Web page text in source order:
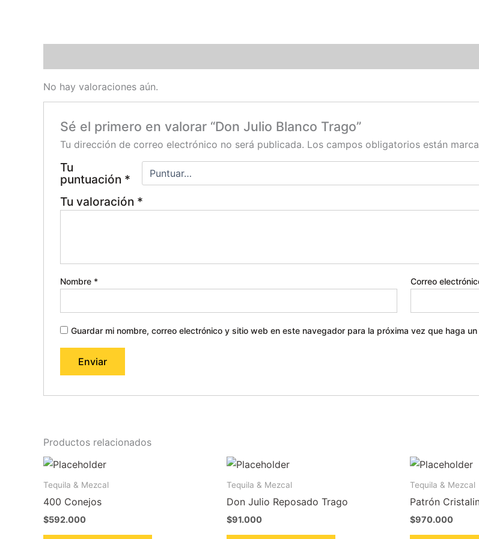
No hay valoraciones aún.
Sé el primero en valorar “Don Julio Blanco Trago”
Tu dirección de correo electrónico no será publicada. Los campos obligatorios están
Tu
puntuación *
Tu valoración *
Nombre * Correo
Guardar mi nombre, correo electrónico y sitio web en este navegador para la próxima vez que haga un
Productos relacionados
Tequila & Mezcal
400 Conejos
$592.000
Tequila & Mezcal
Don Julio Reposado Trago
$91.000
Tequila & Mezcal
Patrón
$970.000